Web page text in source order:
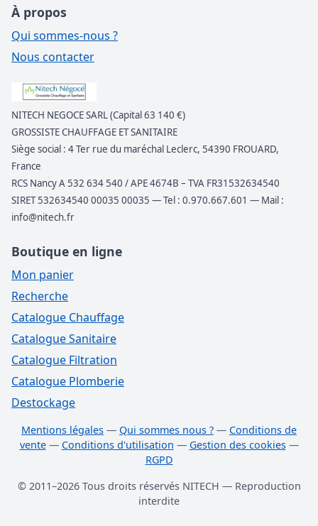
À propos
Qui sommes-nous ?
Nous contacter
NITECH NEGOCE SARL (Capital 63 140 €)
GROSSISTE CHAUFFAGE ET SANITAIRE
Siège social : 4 Ter rue du maréchal Leclerc, 54390 FROUARD,
France
RCS Nancy A 532 634 540 / APE 4674B – TVA FR31532634540
SIRET 532634540 00035 00035 — Tel : 0.970.667.601 — Mail :
info@nitech.fr
Boutique en ligne
Mon panier
Recherche
Catalogue Chauffage
Catalogue Sanitaire
Catalogue Filtration
Catalogue Plomberie
Destockage
Mentions légales — Qui sommes nous ? — Conditions de
vente— Conditions d'utilisation — Gestion des cookies—
RGPD
© 2011–2026 Tous droits réservés NITECH — Reproduction
interdite